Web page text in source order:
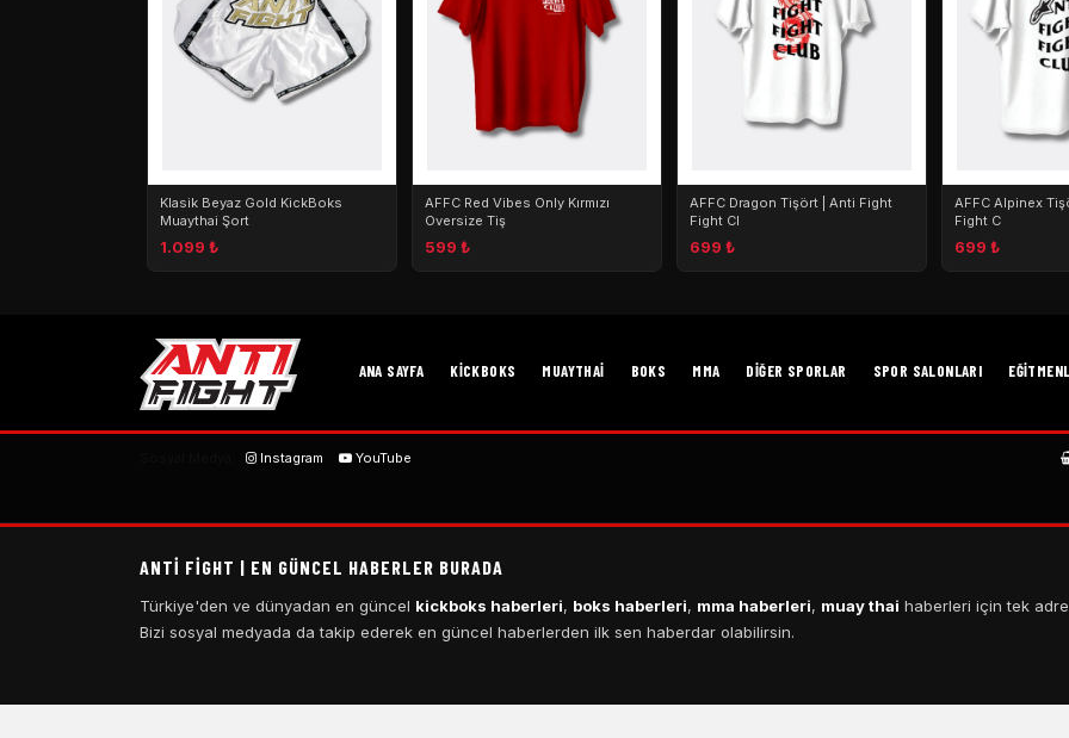
Klasik Beyaz Gold KickBoks
Muaythai Şort
1.099 ₺
AFFC Red Vibes Only Kırmızı
Oversize Tiş
599 ₺
AFFC Dragon Tişört | Anti Fight
Fight Cl
699 ₺
AFFC Alpinex
Fight C
699 ₺
ANA SAYFA KICKBOKS MUAYTHAI BOKS MMA DIĞER SPORLAR SPOR SALONLARI
Instagram YouTube
ANTI FIGHT | EN GÜNCEL HABERLER BURADA
Türkiye'den ve dünyadan en güncel kickboks haberleri, boks haberleri, mma haberleri, muay thai haberleri için tek
Bizi sosyal medyada da takip ederek en güncel haberlerden ilk sen haberdar olabilirsin.